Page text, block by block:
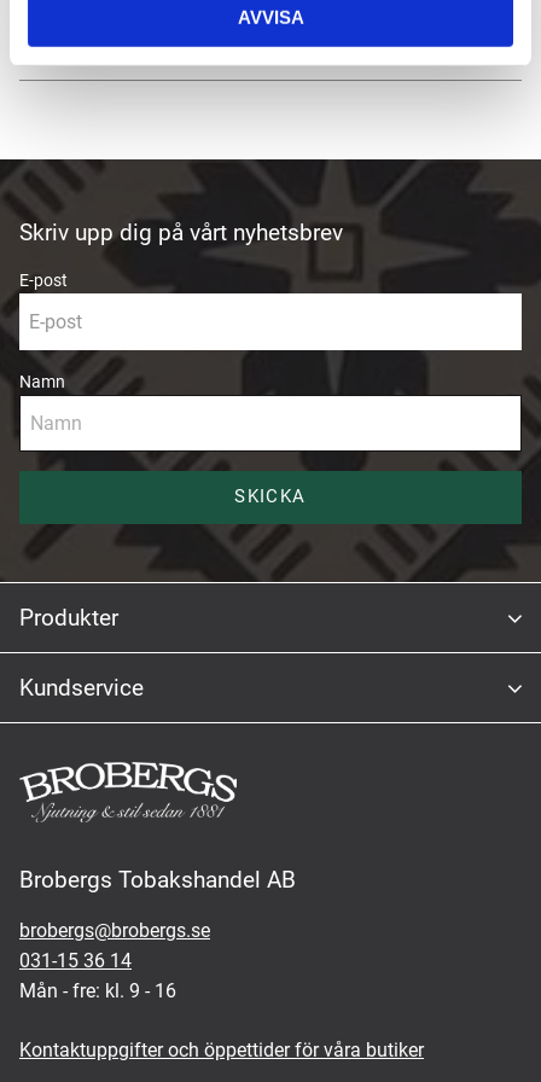
AVVISA
Om tillverkaren
Skriv upp dig på vårt nyhetsbrev
E-post
Namn
SKICKA
Produkter
Kundservice
Brobergs Tobakshandel AB
brobergs@brobergs.se
031-15 36 14
Mån - fre: kl. 9 - 16
Kontaktuppgifter och öppettider för våra butiker